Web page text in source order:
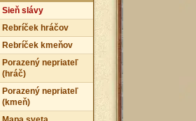
Sieň slávy
Rebríček hráčov
Rebríček kmeňov
Porazený nepriateľ
(hráč)
Porazený nepriateľ
(kmeň)